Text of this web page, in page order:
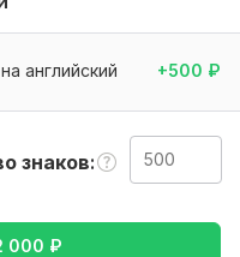
английский +500 ₽
знаков
000 ₽